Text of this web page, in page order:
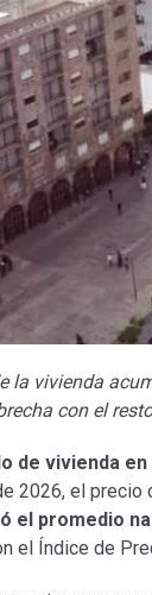
la vivienda
con el
de vivienda
2026, el precio
el promedio
el Índice de